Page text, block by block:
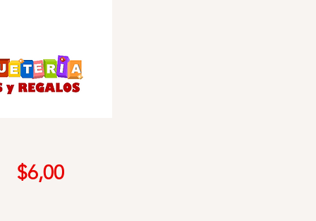
$6,00Precio